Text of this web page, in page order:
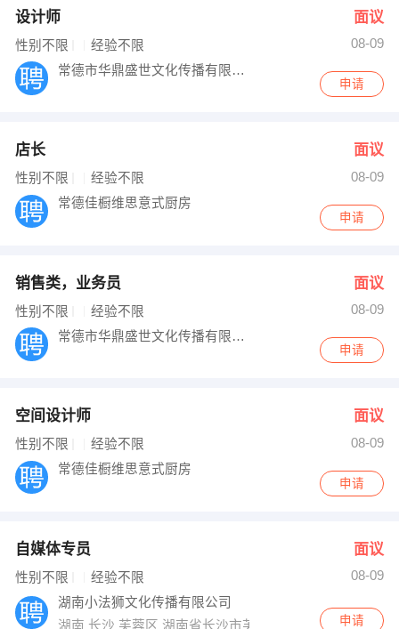
跟单
其他职位
设计师 面议
性别不限 经验不限
08-09
常德市华鼎盛世文化传播有限公司
申请
店长 面议
性别不限 经验不限
08-09
常德佳橱维思意式厨房
申请
销售类，业务员 面议
性别不限 经验不限
08-09
常德市华鼎盛世文化传播有限公司
申请
空间设计师 面议
性别不限 经验不限
08-09
常德佳橱维思意式厨房
申请
自媒体专员 面议
性别不限 经验不限
08-09
湖南小法狮文化传播有限公司
湖南 长沙 芙蓉区 湖南省长沙市芙蓉区东二环320号省法
申请